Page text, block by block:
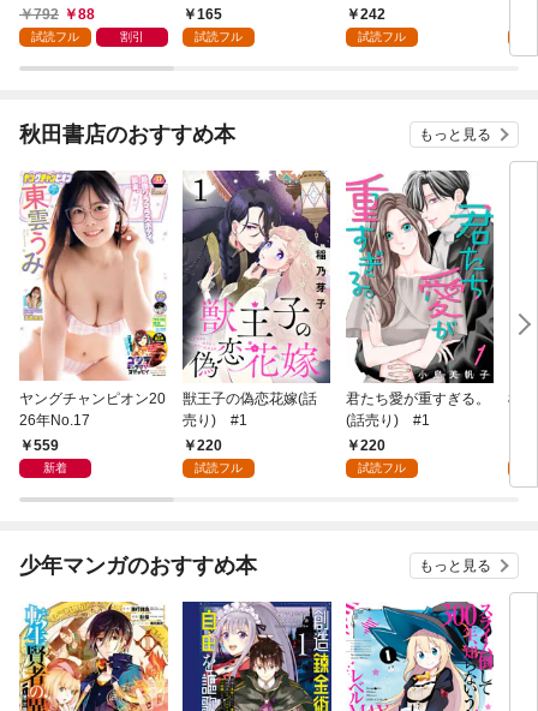
792 88
試読フル 割引
れば死にません！(話
売り) #1
165
試読フル
たので宝石鑑定士とし
て独立します～（コミ
242
試読フル
秋田書店のおすすめ本 もっと見る
ヤングチャンピオン20
26年No.17
559
新着
獣王子の偽恋花嫁(話
売り) #1
220
試読フル
君たち愛が重すぎる。
(話売り) #1
220
試読フル
桜
少年マンガのおすすめ本 もっと見る